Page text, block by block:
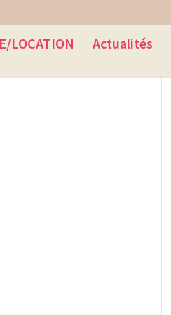
LOCATION Actualités